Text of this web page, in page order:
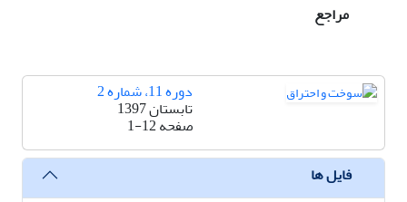
مراجع
دوره 11، شماره 2
تابستان 1397
صفحه1-12
فایل ها